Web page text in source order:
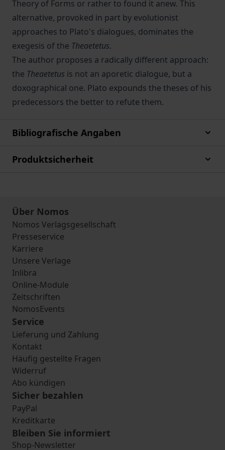
Theory of Forms or rather to found it anew. This
alternative, provoked in part by evolutionist
approaches to Plato's dialogues, dominates the
exegesis of the Theaetetus.
The author proposes a radically different approach:
the Theaetetus is not an aporetic dialogue, but a
doxographical one. Plato expounds the theses of his
predecessors the better to refute them.
Bibliografische Angaben
Produktsicherheit
Über Nomos
Nomos Verlagsgesellschaft
Presseservice
Karriere
Unsere Verlage
Inlibra
Online-Module
Zeitschriften
NomosEvents
Service
Lieferung und Zahlung
Kontakt
Häufig gestellte Fragen
Widerruf
Abo kündigen
Sicher bezahlen
PayPal
Kreditkarte
Bleiben Sie informiert
Shop-Newsletter